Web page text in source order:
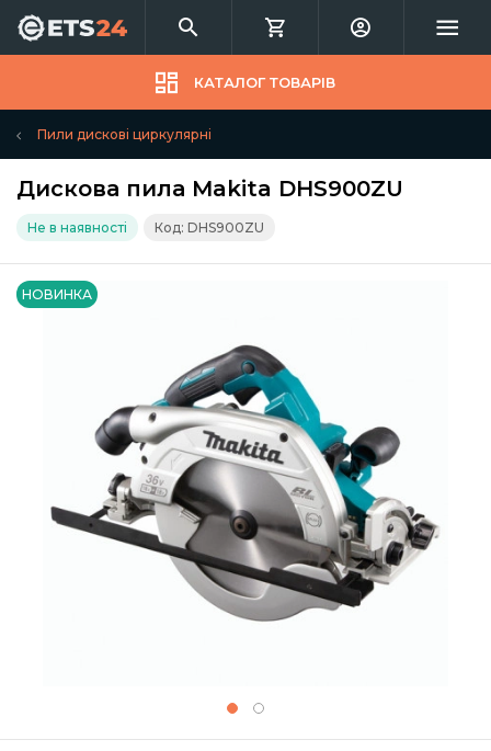
КАТАЛОГ ТОВАРІВ
Пили дискові циркулярні
Дискова пила Makita DHS900ZU
Не в наявності Код: DHS900ZU
НОВИНКА